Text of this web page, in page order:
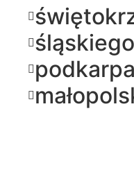
śląskiego